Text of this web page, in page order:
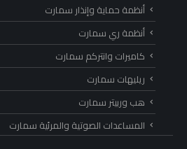
أنظمة حماية وإنذار سمارت
أنظمة ري سمارت
كاميرات وانتركم سمارت
ريليهات سمارت
هب وربيتر سمارت
المساعدات الصوتية والمرئية سمارت